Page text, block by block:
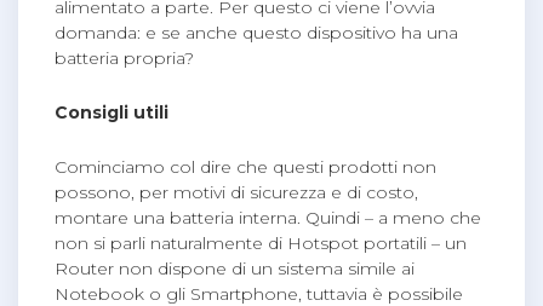
alimentato a parte. Per questo ci viene l’ovvia
domanda: e se anche questo dispositivo ha una
batteria propria?
Consigli utili
Cominciamo col dire che questi prodotti non
possono, per motivi di sicurezza e di costo,
montare una batteria interna. Quindi – a meno che
non si parli naturalmente di Hotspot portatili – un
Router non dispone di un sistema simile ai
Notebook o gli Smartphone, tuttavia è possibile